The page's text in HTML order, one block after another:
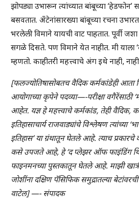
झोपड्या उभारून त्यांच्यात बांबूच्या
बसवतात. अँटेनांसारख्या बांबूच्या रचना
भरलेली विमाने यायची वाट पाहतात. पूर्वी
सगळे दिसते. पण विमाने येत नाहीत. मी याला
म्हणतो. काहीतरी महत्त्वाचे अंग इथे नाही,
[फलज्योतिषासोबतच वैदिक कर्मकांडेही आता
आयोगाच्या कृपेने पदव्या—-परीक्षा वगैरेंसाठी
आहेत. यज्ञ हे महत्त्वाचे कर्मकांड, तेही
इतिहासाचार्य राजवाड्यांचे विश्लेषण त्यांच्या
इतिहास’ या ग्रंथातून घेतले आहे. त्याच
कसे उपजते आहे, हे ‘द प्लेझर ऑफ फाइंडिंग
फाइनमनच्या पुस्तकातून घेतले आहे. माझी
जोशींना दक्षिण पॅसिफिक समुद्रातल्या
वाटेल] —- संपादक